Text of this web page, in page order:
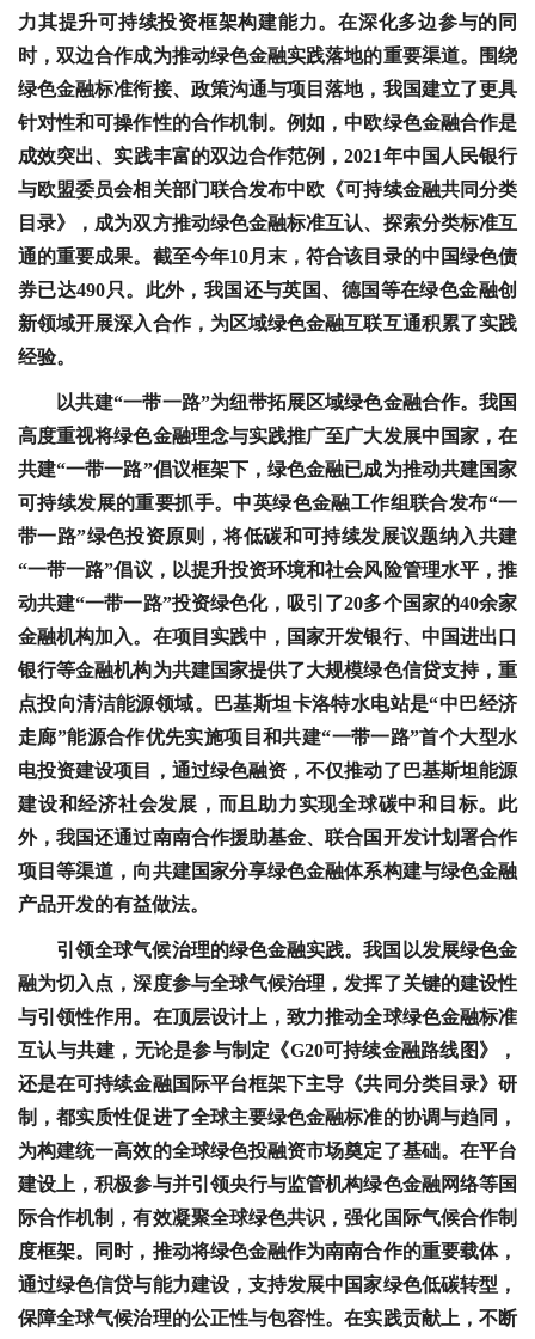
力其提升可持续投资框架构建能力。在深化多边参与的同
时，双边合作成为推动绿色金融实践落地的重要渠道。围绕
绿色金融标准衔接、政策沟通与项目落地，我国建立了更具
针对性和可操作性的合作机制。例如，中欧绿色金融合作是
成效突出、实践丰富的双边合作范例，2021年中国人民银行
与欧盟委员会相关部门联合发布中欧《可持续金融共同分类
目录》，成为双方推动绿色金融标准互认、探索分类标准互
通的重要成果。截至今年10月末，符合该目录的中国绿色债
券已达490只。此外，我国还与英国、德国等在绿色金融创
新领域开展深入合作，为区域绿色金融互联互通积累了实践
经验。
以共建“一带一路”为纽带拓展区域绿色金融合作。我国
高度重视将绿色金融理念与实践推广至广大发展中国家，在
共建“一带一路”倡议框架下，绿色金融已成为推动共建国家
可持续发展的重要抓手。中英绿色金融工作组联合发布“一
带一路”绿色投资原则，将低碳和可持续发展议题纳入共建
“一带一路”倡议，以提升投资环境和社会风险管理水平，推
动共建“一带一路”投资绿色化，吸引了20多个国家的40余家
金融机构加入。在项目实践中，国家开发银行、中国进出口
银行等金融机构为共建国家提供了大规模绿色信贷支持，重
点投向清洁能源领域。巴基斯坦卡洛特水电站是“中巴经济
走廊”能源合作优先实施项目和共建“一带一路”首个大型水
电投资建设项目，通过绿色融资，不仅推动了巴基斯坦能源
建设和经济社会发展，而且助力实现全球碳中和目标。此
外，我国还通过南南合作援助基金、联合国开发计划署合作
项目等渠道，向共建国家分享绿色金融体系构建与绿色金融
产品开发的有益做法。
引领全球气候治理的绿色金融实践。我国以发展绿色金
融为切入点，深度参与全球气候治理，发挥了关键的建设性
与引领性作用。在顶层设计上，致力推动全球绿色金融标准
互认与共建，无论是参与制定《G20可持续金融路线图》，
还是在可持续金融国际平台框架下主导《共同分类目录》研
制，都实质性促进了全球主要绿色金融标准的协调与趋同，
为构建统一高效的全球绿色投融资市场奠定了基础。在平台
建设上，积极参与并引领央行与监管机构绿色金融网络等国
际合作机制，有效凝聚全球绿色共识，强化国际气候合作制
度框架。同时，推动将绿色金融作为南南合作的重要载体，
通过绿色信贷与能力建设，支持发展中国家绿色低碳转型，
保障全球气候治理的公正性与包容性。在实践贡献上，不断